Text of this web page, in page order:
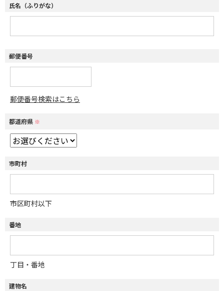
氏名（ふりがな）
郵便番号
郵便番号検索はこちら
都道府県 ※
市町村
市区町村以下
番地
丁目・番地
建物名